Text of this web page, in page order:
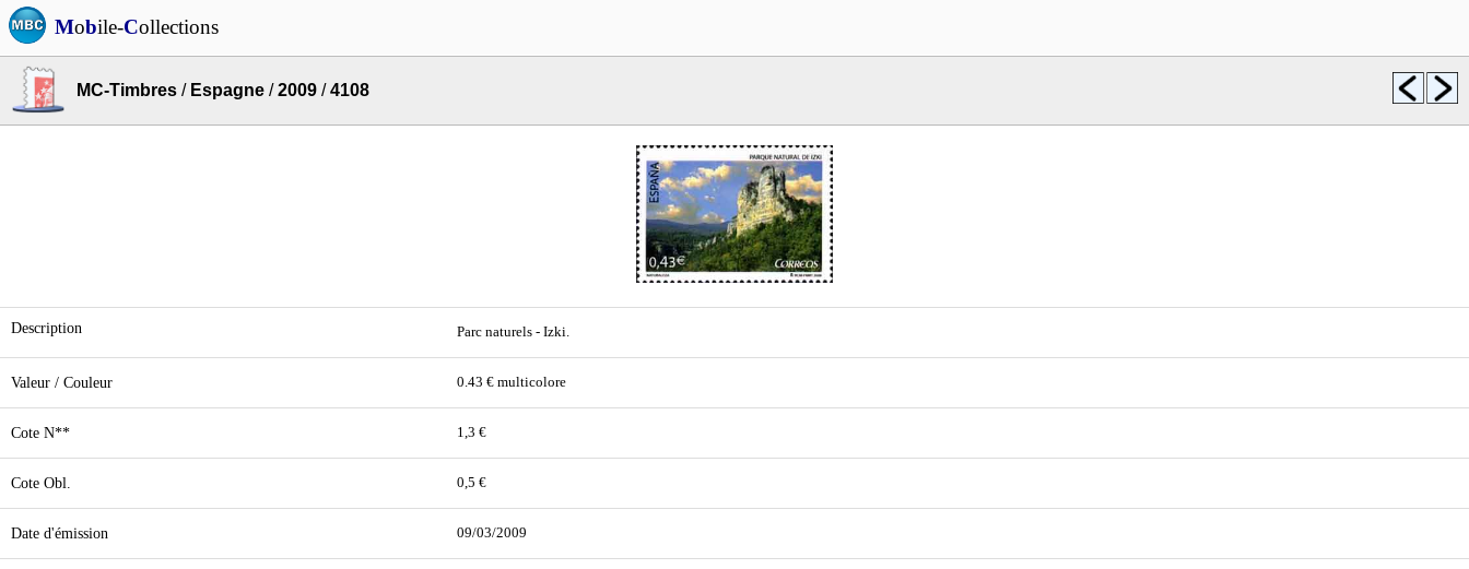
Mobile-Collections
MC-Timbres / Espagne /2009 /4108
Description Parc naturels - Izki.
Valeur / Couleur 0.43 € multicolore
Cote N** 1,3 €
Cote Obl. 0,5 €
Date d'émission 09/03/2009